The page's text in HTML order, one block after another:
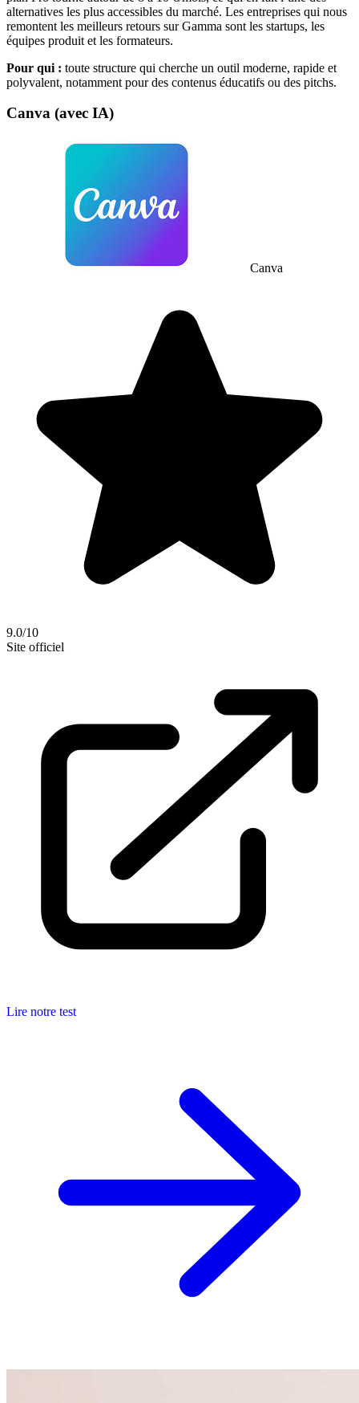
alternatives les plus accessibles du marché. Les entreprises qui nous
remontent les meilleurs retours sur Gamma sont les startups, les
équipes produit et les formateurs.
Pour qui : toute structure qui cherche un outil moderne, rapide et
polyvalent, notamment pour des contenus éducatifs ou des pitchs.
Canva (avec IA)
Canva
9.0/10
Site officiel
Lire notre test